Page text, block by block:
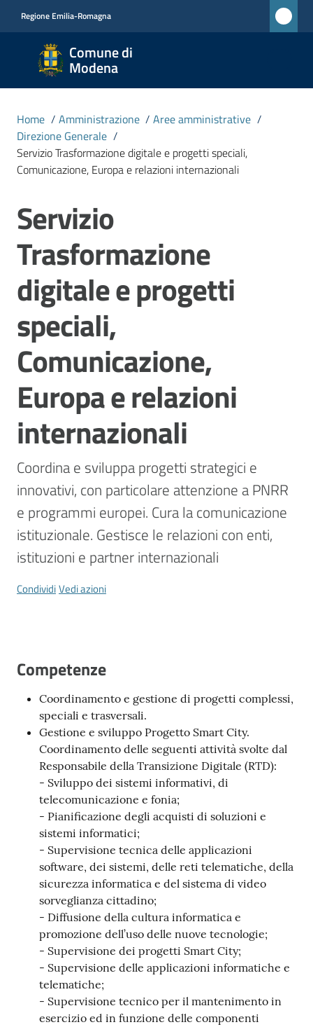
Regione Emilia-Romagna
Comune di
Modena
Comune
di
Modena
CIVICA
MONET
Menu selezionato
Novità
Servizi
Menu selezionato
Modena
Argomenti
Seguici
su
Home / Amministrazione / Aree amministrative /
Direzione Generale /
Servizio Trasformazione digitale e progetti speciali,
Comunicazione, Europa e relazioni internazionali
Salta al contenuto
Servizio
Trasformazione
digitale e progetti
speciali,
Comunicazione,
Europa e relazioni
internazionali
Coordina e sviluppa progetti strategici e
innovativi, con particolare attenzione a PNRR
e programmi europei. Cura la comunicazione
istituzionale. Gestisce le relazioni con enti,
istituzioni e partner internazionali
CondividiVedi azioni
Competenze
Coordinamento e gestione di progetti complessi,
speciali e trasversali.
Gestione e sviluppo Progetto Smart City.
Coordinamento delle seguenti attività svolte dal
Responsabile della Transizione Digitale (RTD):
- Sviluppo dei sistemi informativi, di
telecomunicazione e fonia;
- Pianificazione degli acquisti di soluzioni e
sistemi informatici;
- Supervisione tecnica delle applicazioni
software, dei sistemi, delle reti telematiche, della
sicurezza informatica e del sistema di video
sorveglianza cittadino;
- Diffusione della cultura informatica e
promozione dell’uso delle nuove tecnologie;
- Supervisione dei progetti Smart City;
- Supervisione delle applicazioni informatiche e
telematiche;
- Supervisione tecnico per il mantenimento in
esercizio ed in funzione delle componenti